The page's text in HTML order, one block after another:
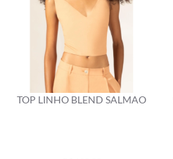
TOP LINHO BLEND SALMAO